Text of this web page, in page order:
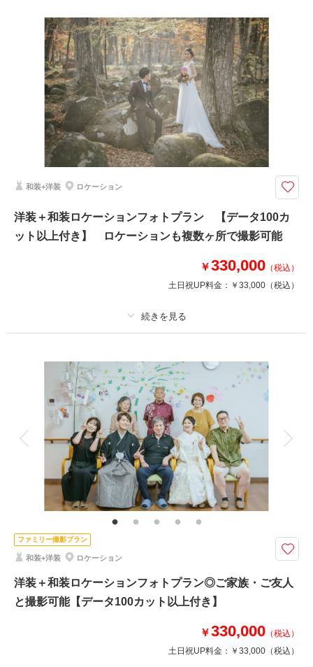
相談予約する 撮影日の空き
を確認する
撮影料 新婦衣装1着 新郎衣装1着
着付け ヘアメイク 小物一式
アルバム データ 100 カット 台紙付写真
衣装追加 会食 挙式
家族と撮影 家族用衣装レンタル ペットと撮影
その他含むもの
福島県内出張料
このプランで撮影可能な撮影レポート
2024年11月11日
スタジオ＋民家園 海（福島）
和装+洋装 ロケーション
洋装＋和装ロケーションフォトプラン 【データ100カ
ット以上付き】 ロケーションも複数ヶ所で撮影可能
￥330,000 （税込）
土日祝UP料金： ￥33,000 （税込）
撮影料 新婦衣装2着 新郎衣装1着
着付け ヘアメイク 小物一式
アルバム データ 100 カット
会食
家族と撮影 家族用衣装レンタル ペットと撮影
その他含むもの
福島県内出張料 ブーケ（造花）
ウエディングドレスと白無垢or色打掛での撮影プラン
福島県内であれば出張料無料で撮影可能！
このプランで撮影可能な撮影レポート
撮影日：2026年6月1日
ファミリー撮影プラン
和装+洋装 ロケーション
洋装＋和装ロケーションフォトプラン◎ご家族・ご友人
と撮影可能【データ100カット以上付き】
￥330,000 （税込）
土日祝UP料金： ￥33,000 （税込）